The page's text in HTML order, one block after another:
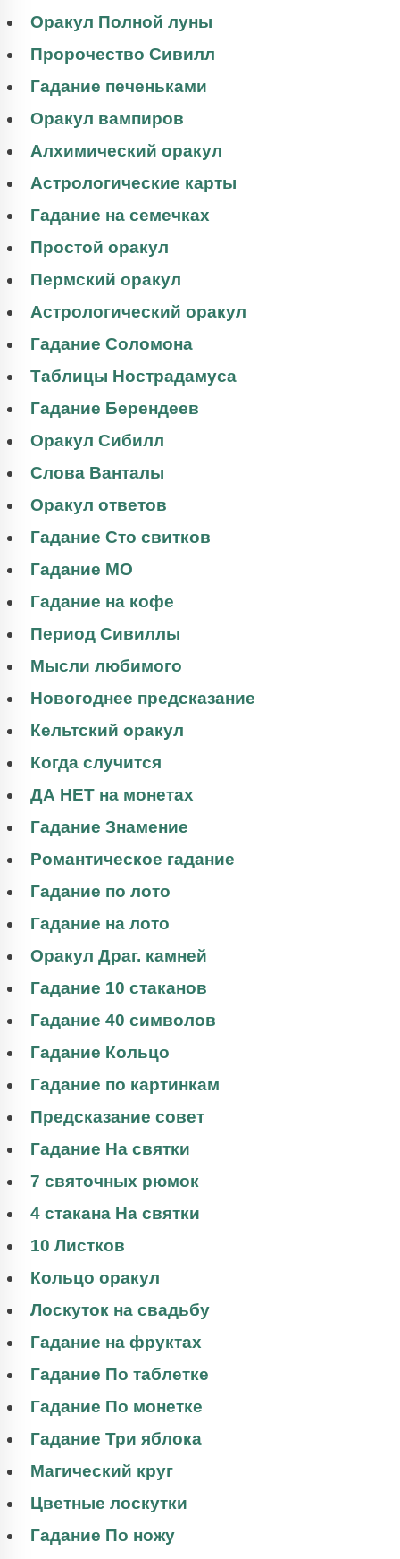
Оракул Полной луны
Пророчество Сивилл
Гадание печеньками
Оракул вампиров
Алхимический оракул
Астрологические карты
Гадание на семечках
Простой оракул
Пермский оракул
Астрологический оракул
Гадание Соломона
Таблицы Нострадамуса
Гадание Берендеев
Оракул Сибилл
Слова Ванталы
Оракул ответов
Гадание Сто свитков
Гадание МО
Гадание на кофе
Период Сивиллы
Мысли любимого
Новогоднее предсказание
Кельтский оракул
Когда случится
ДА НЕТ на монетах
Гадание Знамение
Романтическое гадание
Гадание по лото
Гадание на лото
Оракул Драг. камней
Гадание 10 стаканов
Гадание 40 символов
Гадание Кольцо
Гадание по картинкам
Предсказание совет
Гадание На святки
7 святочных рюмок
4 стакана На святки
10 Листков
Кольцо оракул
Лоскуток на свадьбу
Гадание на фруктах
Гадание По таблетке
Гадание По монетке
Гадание Три яблока
Магический круг
Цветные лоскутки
Гадание По ножу